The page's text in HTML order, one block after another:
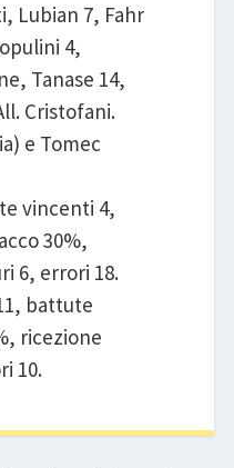
Lubian 7, Fahr
4,
Tanase 14,
Cristofani.
e Tomec
vincenti 4,
30%,
6, errori 18.
battute
ricezione
10.